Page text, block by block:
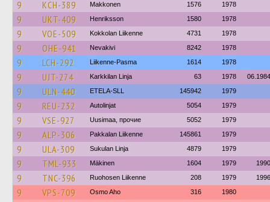
9 KCH-389 Makkonen 1576 1978
9 UKT-409 Henriksson 1580 1978
9 VOE-509 Kokkolan Liikenne 4731 1978
9 OHE-941 Nevakivi 8242 1978
9 LCH-292 Liikenne-Pasma 1614 1978
9 UJT-274 Karkkilan Linja 63 1978 06.1984
9 ULN-440 ETELA-SLL 145942 1979
9 REU-232 Autolinjat 5054 1979
9 VSE-927 Uusimaa, прочие 5052 1979
9 ALP-306 Pakkalan Liikenne 145861 1979
9 ULA-309 Sukulan Linja 4879 1979
9 TML-933 Mäkinen 1604 1979 1990
9 TNC-396 Ruohosen Liikenne 208 1979 1996
9 VPS-709 Osmo Aho 316 1980